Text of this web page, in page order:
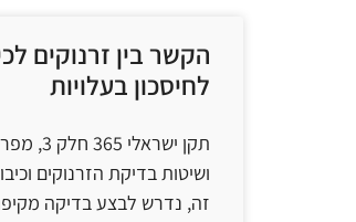
הקשר בין זרנוקים
לחיסכון בעלויות
תקן
ושיטות בדיקת הזרנוקים
זה, נדרש לבצע בדיקה